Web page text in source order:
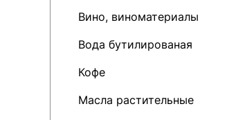
Вино, виноматериалы
Вода бутилированая
Кофе
Масла растительные